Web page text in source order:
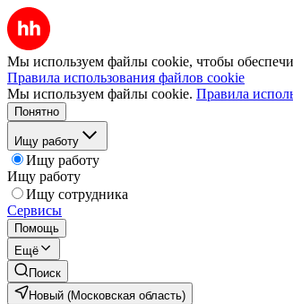
Мы используем файлы cookie, чтобы
Правила использования файлов cookie
Мы используем файлы cookie. Правила
Понятно
Ищу работу
Ищу работу
Ищу работу
Ищу сотрудника
Сервисы
Помощь
Ещё
Поиск
Новый (Московская область)